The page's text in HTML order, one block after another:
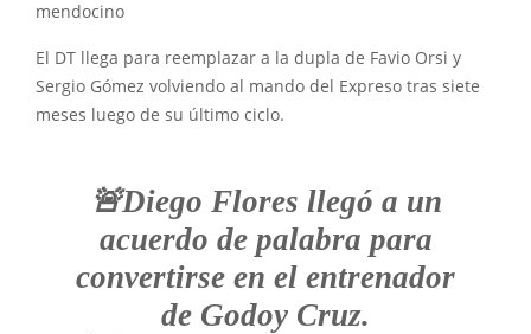
mendocino
El DT llega para reemplazar a la dupla de Favio Orsi y
Sergio Gómez volviendo al mando del Expreso tras siete
meses luego de su último ciclo.
🚨Diego Flores llegó a un
acuerdo de palabra para
convertirse en el entrenador
de Godoy Cruz.